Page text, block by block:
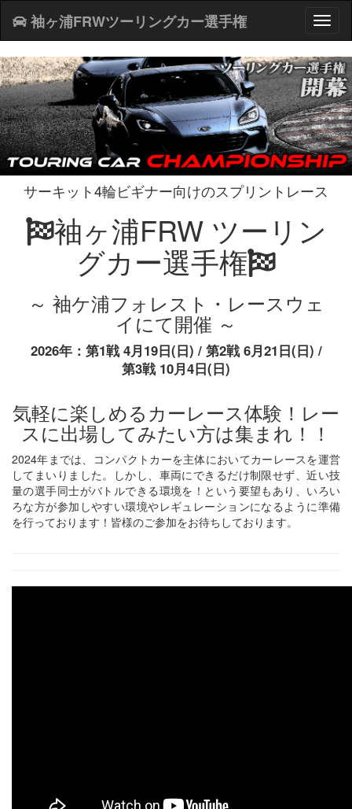
袖ヶ浦FRWツーリングカー選手権
サーキット4輪ビギナー向けのスプリントレース
袖ヶ浦FRW ツーリン
グカー選手権
～ 袖ケ浦フォレスト・レースウェ
イにて開催 ～
2026年：第1戦 4月19日(日) / 第2戦 6月21日(日) /
第3戦 10月4日(日)
気軽に楽しめるカーレース体験！レー
スに出場してみたい方は集まれ！！
2024年までは、コンパクトカーを主体においてカーレースを運営
してまいりました。しかし、車両にできるだけ制限せず、近い技
量の選手同士がバトルできる環境を！という要望もあり、いろい
ろな方が参加しやすい環境やレギュレーションになるように準備
を行っております！皆様のご参加をお待ちしております。